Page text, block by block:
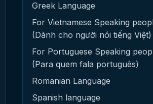
Greek Language
For Vietnamese Speaking
(Dành cho người nói tiếng Việt)
For Portuguese Speaking
(Para quem fala português)
Romanian Language
Spanish language